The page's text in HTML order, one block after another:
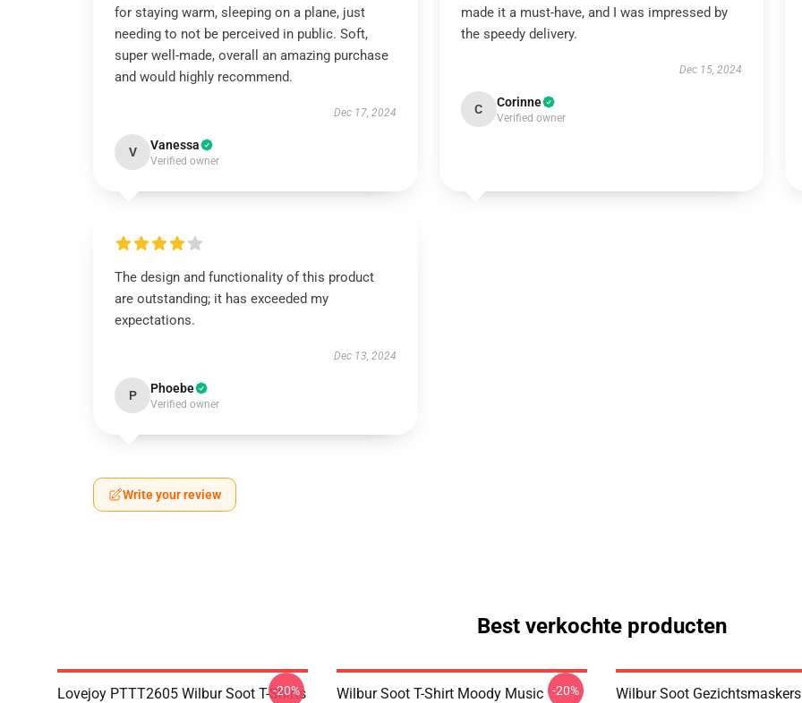
for staying warm, sleeping on a plane, just
needing to not be perceived in public. Soft,
super well-made, overall an amazing purchase
and would highly recommend.
Dec 17, 2024
V Vanessa
Verified owner
made it a must-have, and I was impressed by
the speedy delivery.
Dec 15, 2024
C Corinne
Verified owner
The design and functionality of this product
are outstanding; it has exceeded my
expectations.
Dec 13, 2024
P Phoebe
Verified owner
Write your review
Best verkochte producten
Lovejoy PTTT2605 Wilbur Soot T-Shirts
-20%
Wilbur Soot T-Shirt Moody Music
-20%
Wilbur Soot